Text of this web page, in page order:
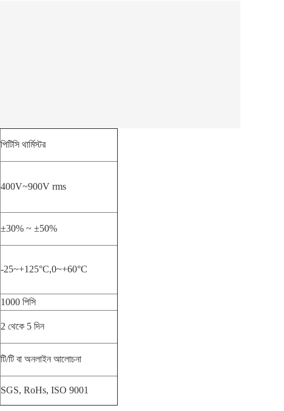
পিটিসি থার্মিস্টর
400V~900V rms
±30% ~ ±50%
-25~+125°C,0~+60°C
1000 পিসি
2 থেকে 5 দিন
টি/টি বা অনলাইন আলোচনা
SGS, RoHs, ISO 9001